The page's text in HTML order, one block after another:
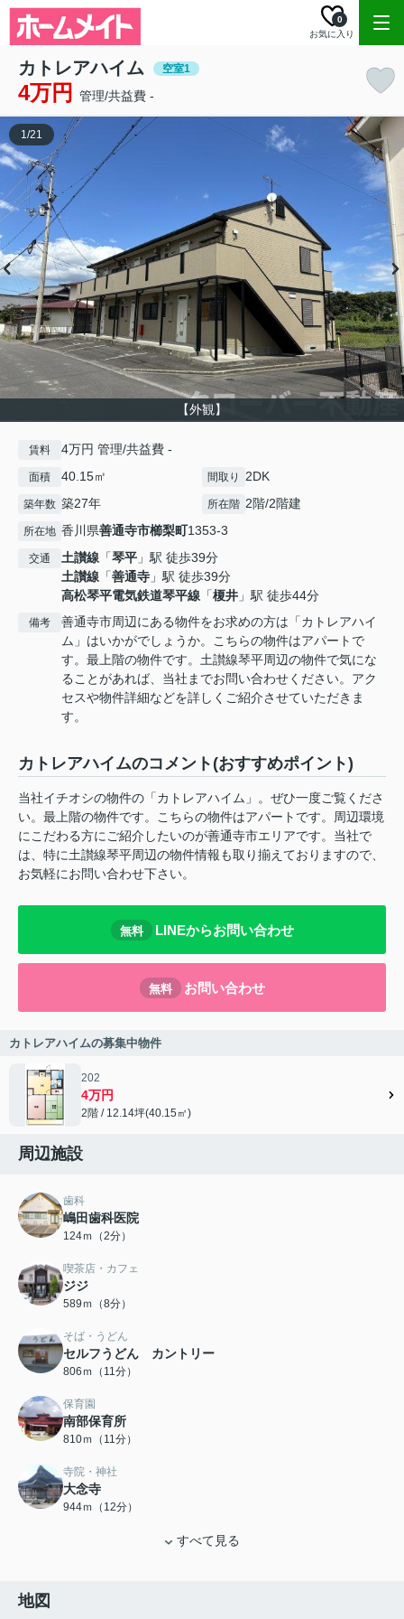
お気に入り
0
カトレアハイム 空室1
4万円 管理/共益費 -
【外観】
1/21
賃料 4万円 管理/共益費 -
面積 40.15㎡ 間取り 2DK
築年数 築27年 所在階 2階/2階建
所在地 香川県善通寺市櫛梨町1353-3
交通 土讃線 「琴平 」駅 徒歩39分
土讃線 「善通寺 」駅 徒歩39分
高松琴平電気鉄道琴平線 「榎井 」駅 徒歩44分
備考
善通寺市周辺にある物件をお求めの方は「カトレアハイ
ム」はいかがでしょうか。こちらの物件はアパートで
す。最上階の物件です。土讃線琴平周辺の物件で気にな
ることがあれば、当社までお問い合わせください。アク
セスや物件詳細などを詳しくご紹介させていただきま
す。
カトレアハイムのコメント(おすすめポイント)
当社イチオシの物件の「カトレアハイム」。ぜひ一度ご覧くださ
い。最上階の物件です。こちらの物件はアパートです。周辺環境
にこだわる方にご紹介したいのが善通寺市エリアです。当社で
は、特に土讃線琴平周辺の物件情報も取り揃えておりますので、
お気軽にお問い合わせ下さい。
無料 LINEからお問い合わせ
無料 お問い合わせ
カトレアハイムの募集中物件
202
4万円
2階 / 12.14坪(40.15㎡)
周辺施設
歯科
嶋田歯科医院
124ｍ（2分）
喫茶店・カフェ
ジジ
589ｍ（8分）
そば・うどん
セルフうどん カントリー
806ｍ（11分）
保育園
南部保育所
810ｍ（11分）
寺院・神社
大念寺
944ｍ（12分）
すべて見る
地図